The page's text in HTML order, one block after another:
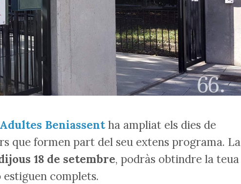
Beniassentha ampliat els dies de
que formen part del seu extens programa. La
18 de setembre, podràs obtindre la teua
complets.